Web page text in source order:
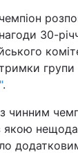
Лайт
Інциденти
Погода
Регіони
30-
.
чинним